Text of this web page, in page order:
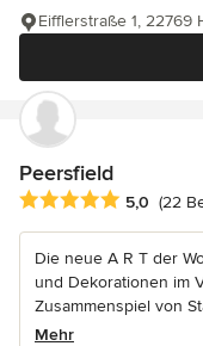
Eifflerstraße 1, 22769
Peersfield
Durchschnittliche
5,0 (22
Die neue A R T der
und Dekorationen im
Zusammenspiel von
Mehr